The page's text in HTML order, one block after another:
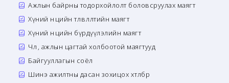
Ажлын байрны тодорхойлолт боловсруулах маягт
Хүний нөөцийн төлөвлөлтийн маягт
Хүний нөөцийн бүрдүүлэлийн маягт
Чөлөө, ажлын цагтай холбоотой маягтууд
Байгууллагын соёл
Шинэ ажилтны дасан зохицох хөтөлбөр